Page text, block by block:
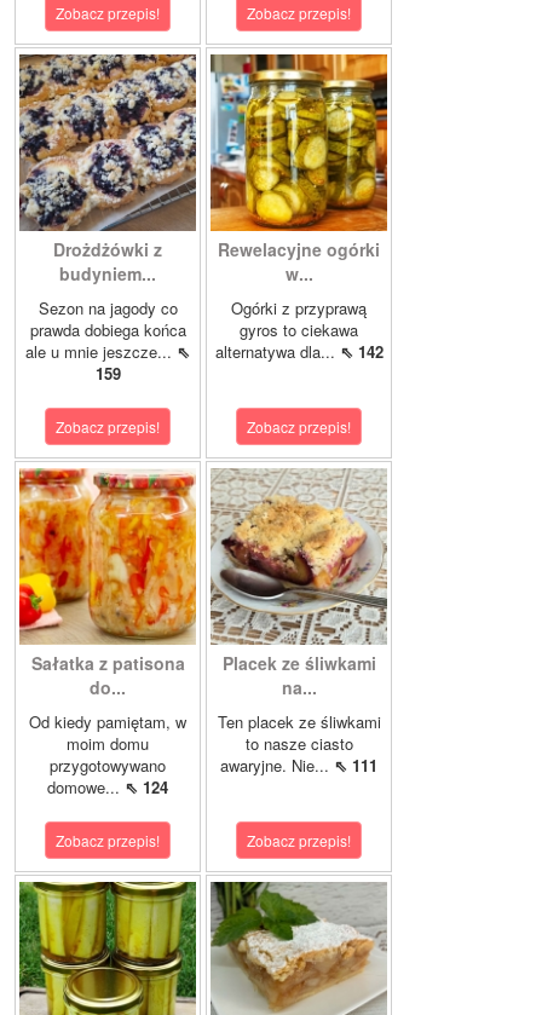
Zobacz przepis! Zobacz przepis!
Drożdżówki z
budyniem...
Sezon na jagody co
prawda dobiega końca
ale u mnie jeszcze... ⇖
159
Zobacz przepis!
Rewelacyjne ogórki
w...
Ogórki z przyprawą
gyros to ciekawa
alternatywa dla... ⇖ 142
Zobacz przepis!
Sałatka z patisona
do...
Od kiedy pamiętam, w
moim domu
przygotowywano
domowe... ⇖ 124
Zobacz przepis!
Placek ze śliwkami
na...
Ten placek ze śliwkami
to nasze ciasto
awaryjne. Nie... ⇖ 111
Zobacz przepis!